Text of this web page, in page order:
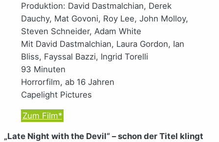
Produktion: David Dastmalchian, Derek
Dauchy, Mat Govoni, Roy Lee, John Molloy,
Steven Schneider, Adam White
Mit David Dastmalchian, Laura Gordon, Ian
Bliss, Fayssal Bazzi, Ingrid Torelli
93 Minuten
Horrorfilm, ab 16 Jahren
Capelight Pictures
Zum Film*
„Late Night with the Devil“ – schon der Titel klingt